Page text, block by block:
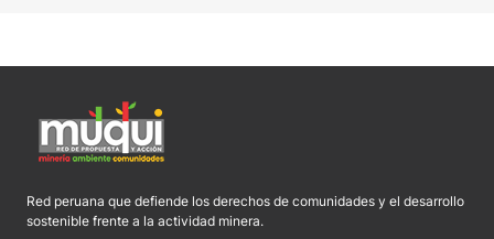
Red peruana que defiende los derechos de comunidades y el desarrollo
sostenible frente a la actividad minera.